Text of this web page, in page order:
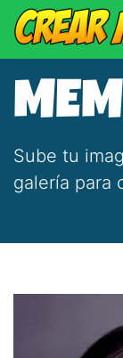
Sube tu
galería para